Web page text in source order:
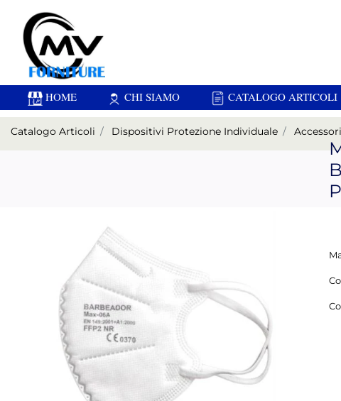
HOME CHI SIAMO CATALOGO ARTICOLI
Catalogo Articoli Dispositivi Protezione Individuale Accessori